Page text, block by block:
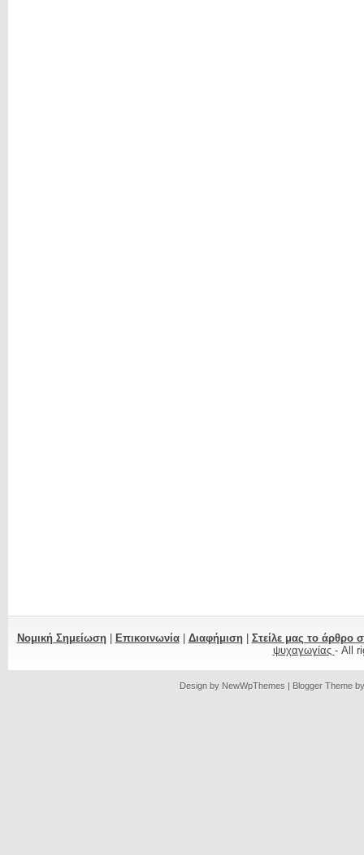
Νομική Σημείωση| Επικοινωνία| Διαφήμιση| Στείλε μας το άρθρο
ψυχαγωγίας - All
Design by NewWpThemes | Blogger Theme